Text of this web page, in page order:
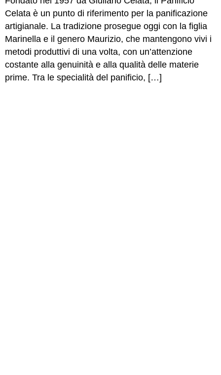
Celata è un punto di riferimento per la panificazione
artigianale. La tradizione prosegue oggi con la figlia
Marinella e il genero Maurizio, che mantengono vivi i
metodi produttivi di una volta, con un’attenzione
costante alla genuinità e alla qualità delle materie
prime. Tra le specialità del panificio, […]